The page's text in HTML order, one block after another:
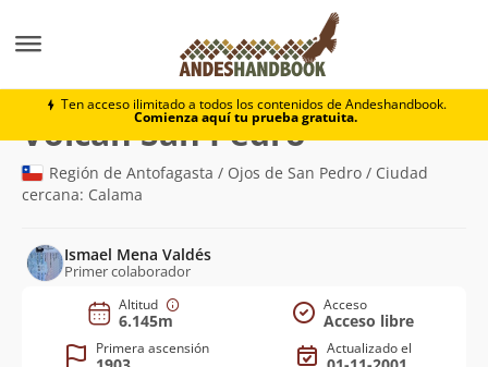
Ten acceso ilimitado a todos los contenidos de Andeshandbook.
Comienza aquí tu prueba gratuita.
Volcán San Pedro
Volcán San Pedro(6.145m)
Región de Antofagasta / Ojos de San Pedro / Ciudad
cercana: Calama
Ismael Mena Valdés
Primer colaborador
Altitud
6.145m
Acceso
Acceso libre
Primera ascensión Actualizado el